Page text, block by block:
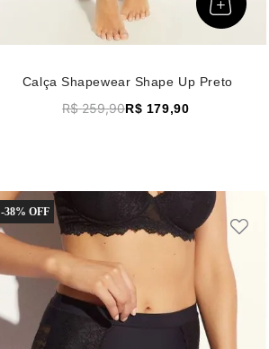
Calça Shapewear Shape Up Preto
R$ 259,90R$ 179,90
-38%